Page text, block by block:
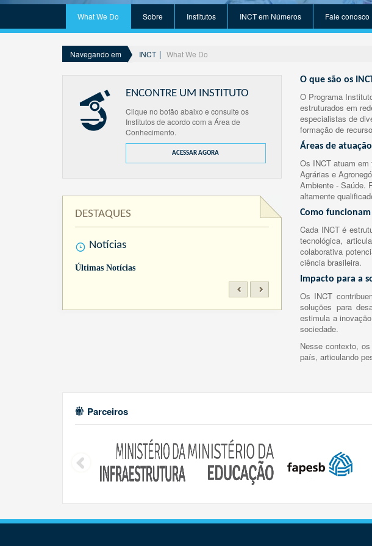
What We Do Sobre Institutos INCT em Números Fale conosco
Navegando em INCT What We Do
ENCONTRE UM INSTITUTO
Clique no botão abaixo e consulte os
Institutos de acordo com a Área de
Conhecimento.
ACESSAR AGORA
DESTAQUES
Notícias
Últimas Notícias
O que são os
O Programa
estruturados em
especialistas de
formação de
Áreas de atuação
Os INCT atuam
Agrárias e
Ambiente - Saúde.
altamente
Como funcionam
Cada INCT é
tecnológica,
colaborativa
ciência brasileira.
Impacto para a
Os INCT
soluções para
estimula a
sociedade.
Nesse contexto,
país, articulando
Parceiros